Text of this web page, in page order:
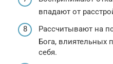
впадают от
Рассчитывают на
Бога, влиятельных
себя.